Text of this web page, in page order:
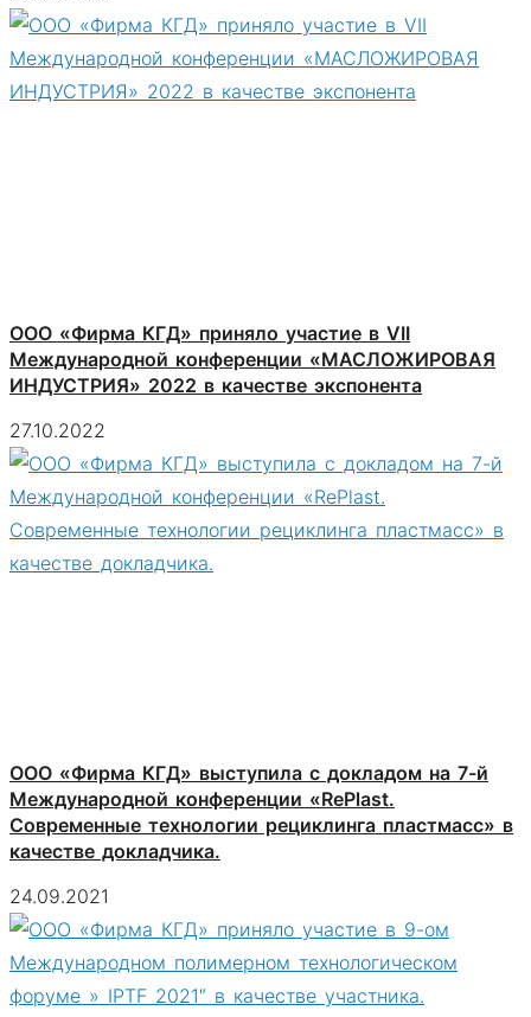
ООО «Фирма КГД» приняло участие в VII
Международной конференции «МАСЛОЖИРОВАЯ
ИНДУСТРИЯ» 2022 в качестве экспонента
27.10.2022
ООО «Фирма КГД» выступила с докладом на 7-й
Международной конференции «RePlast.
Современные технологии рециклинга пластмасс» в
качестве докладчика.
24.09.2021